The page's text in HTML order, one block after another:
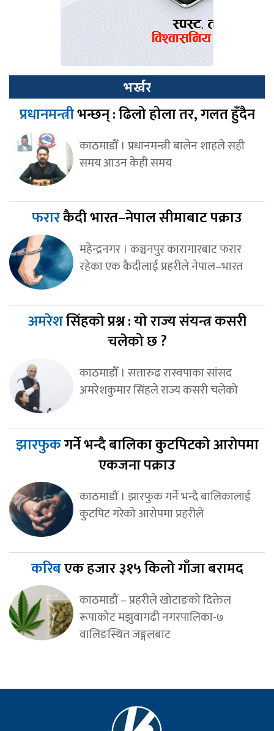
भर्खर
प्रधानमन्त्रीभन्छन् : ढिलो होला तर, गलत हुँदैन
काठमाडौँ । प्रधानमन्त्री बालेन शाहले सही
समय आउन केही समय
फरारकैदी भारत–नेपाल सीमाबाट पक्राउ
महेन्द्रनगर । कञ्चनपुर कारागारबाट फरार
रहेका एक कैदीलाई प्रहरीले नेपाल–भारत
अमरेशसिंहको प्रश्न : यो राज्य संयन्त्र कसरी
चलेको छ ?
काठमाडौँ । सत्तारुढ रास्वपाका सांसद
अमरेशकुमार सिंहले राज्य कसरी चलेको
झारफुकगर्ने भन्दै बालिका कुटपिटको आरोपमा
एकजना पक्राउ
काठमाडौं । झारफुक गर्ने भन्दै बालिकालाई
कुटपिट गरेको आरोपमा प्रहरीले
करिबएक हजार ३१५ किलो गाँजा बरामद
काठमाडौं – प्रहरीले खोटाङको दिक्तेल
रूपाकोट मझुवागढी नगरपालिका-७
वालिङस्थित जङ्गलबाट